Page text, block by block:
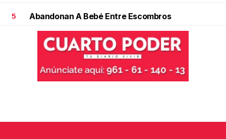
5 Abandonan A Bebé Entre Escombros